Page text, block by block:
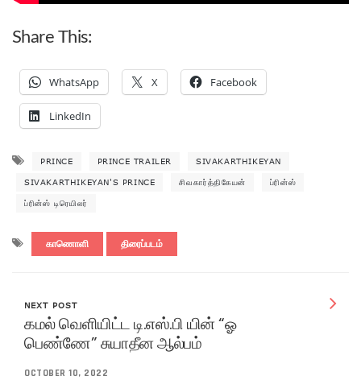
Share This:
WhatsApp X Facebook
LinkedIn
PRINCE PRINCE TRAILER SIVAKARTHIKEYAN
SIVAKARTHIKEYAN'S PRINCE சிவகார்த்திகேயன் ப்ரின்ஸ்
ப்ரின்ஸ் டிரெயிலர்
காணொளி திரைப்படம்
NEXT POST
கமல் வெளியிட்ட டி.எஸ்.பி யின் “ஓ
பெண்ணே” சுயாதீன ஆல்பம்
OCTOBER 10, 2022